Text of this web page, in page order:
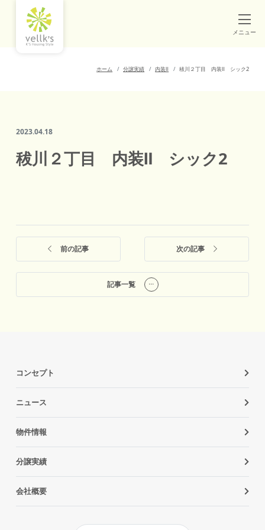
メニュー
ホーム 分譲実績 内装Ⅱ 秡川２丁目 内装Ⅱ シック2
2023.04.18
秡川２丁目 内装Ⅱ シック2
前の記事
記事一覧
次の記事
コンセプト
ニュース
物件情報
分譲実績
会社概要